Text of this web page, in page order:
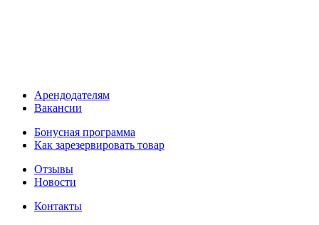
Арендодателям
Вакансии
Бонусная программа
Как зарезервировать товар
Отзывы
Новости
Контакты